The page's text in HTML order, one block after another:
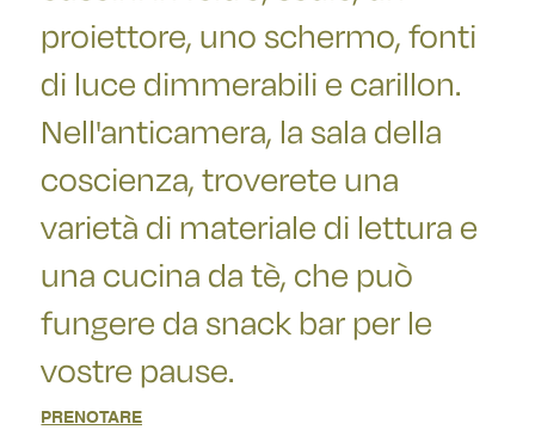
proiettore, uno schermo, fonti
di luce dimmerabili e carillon.
Nell'anticamera, la sala della
coscienza, troverete una
varietà di materiale di lettura e
una cucina da tè, che può
fungere da snack bar per le
vostre pause.
PRENOTARE